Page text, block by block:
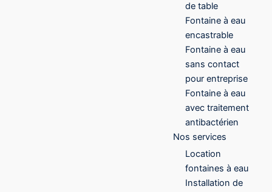
de table
Fontaine à eau
encastrable
Fontaine à eau
sans contact
pour entreprise
Fontaine à eau
avec traitement
antibactérien
Nos services
Location
fontaines à eau
Installation de